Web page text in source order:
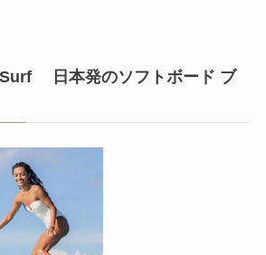
日本発のソフトボード ブ